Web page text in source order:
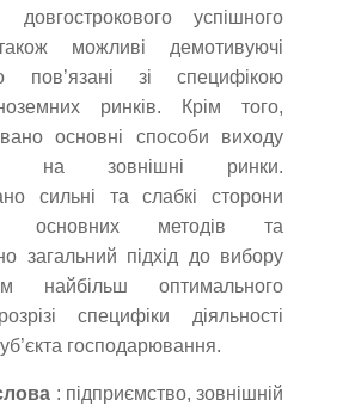
довгострокового успішного
можливі демотивуючі
пов’язані зі специфікою
ринків. Крім того,
основні способи виходу
на зовнішні ринки.
сильні та слабкі сторони
основних методів та
загальний підхід до вибору
найбільш оптимального
специфіки діяльності
господарювання.
: підприємство, зовнішній